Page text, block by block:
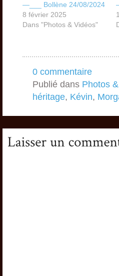
—___ Bollène 24/08/2024
8 février 2025
Dans "Photos & Vidéos"
0 commentaire
Publié dans Photos
héritage, Kévin,